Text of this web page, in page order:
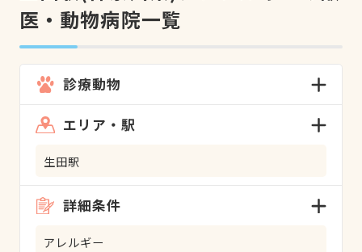
医・動物病院一覧
診療動物
エリア・駅
生田駅
詳細条件
アレルギー